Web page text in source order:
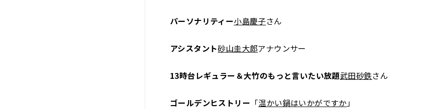
パーソナリティー小島慶子さん
アシスタント砂山圭大郎アナウンサー
13時台レギュラー＆大竹のもっと言いたい放題武田砂鉄さん
ゴールデンヒストリー 「温かい鍋はいかがですか 」